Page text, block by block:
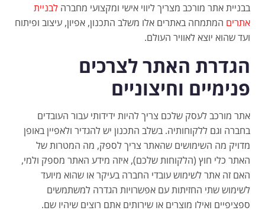
בבניית אתר מורכב מצריך ליווי אישי ומקצועי מחברה לבניית
אתרים המתמחה באתרים אלו משלב התכנון, אפיון, עיצוב ופיתוח
ועד שהוא יוצא לאוויר העולם.
הגדרת האתר לצרכים
פנימיים וחיצוניים
אתר מורכב לעסק שלכם צריך להיות ידידותי עבור העובדים
בחברה וגם ללקוחותיה. בשלב התכנון יש להגדיר ולאפיין באופן
מדויק מה השימושים שהאתר צריך לספק, מה המטרות של
האתר כלי חוץ (הלקוחות שלכם), איזה מידע האתר מספק ולמי,
האם זה אתר לשימוש עובדי החברה בעיקר או שהוא מיועד
לשימוש שתי החזיתות עם אפשרויות הגדרה למשתמשים
ספציפיים ואילו מוצרים או שירותים אתם רוצים שיהיו שם.